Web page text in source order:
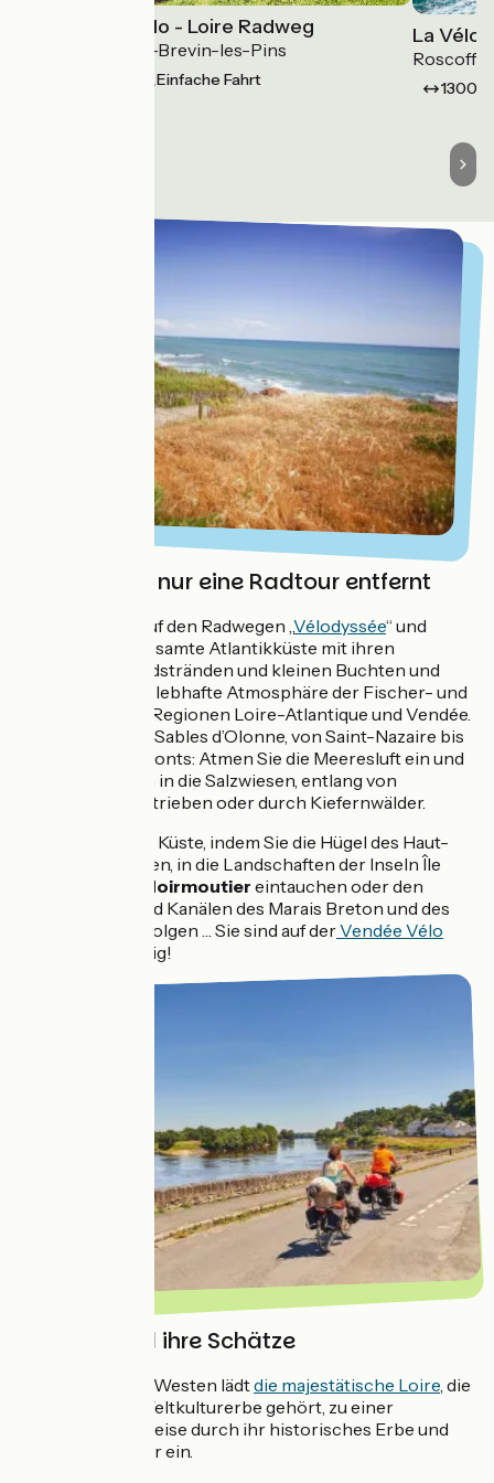
La Loire à Vélo - Loire Radweg
Nevers > Saint-Brevin-les-Pins
Einfache Fahrt
La
Roscoff >
1300
Das Meer ist nur eine Radtour entfernt
Entdecken Sie auf den Radwegen „Vélodyssée“ und
“ die gesamte Atlantikküste mit ihren
weitläufigen Sandstränden und kleinen Buchten und
genießen Sie die lebhafte Atmosphäre der Fischer- und
Seehäfen in den Regionen Loire-Atlantique und Vendée.
Von La Baule bis Sables d’Olonne, von Saint-Nazaire bis
Saint-Jean-de-Monts: Atmen Sie die Meeresluft ein und
radeln Sie mitten in die Salzwiesen, entlang von
Austernzuchtbetrieben oder durch Kiefernwälder.
Erkunden Sie die Küste, indem Sie die Hügel des Haut-
Bocage erklimmen, in die Landschaften der Inseln Île
Noirmoutier eintauchen oder den
Wasserläufen und Kanälen des Marais Breton und des
Marais Poitevin folgen … Sie sind auf derVendée Vélo
genau richtig!
Die Loire und ihre Schätze
Von Osten nach Westen lädtdie majestätische Loire, die
zum UNESCO-Weltkulturerbe gehört, zu einer
faszinierenden Reise durch ihr historisches Erbe und
ihre Naturwunder ein.